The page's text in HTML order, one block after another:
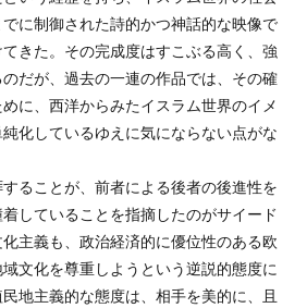
に制御された詩的かつ神話的な映像で
きた。その完成度はすこぶる高く、強
だが、過去の一連の作品では、その確
に、西洋からみたイスラム世界のイメ
化しているゆえに気にならない点がな
ることが、前者による後者の後進性を
していることを指摘したのがサイード
主義も、政治経済的に優位性のある欧
文化を尊重しようという逆説的態度に
地主義的な態度は、相手を美的に、且